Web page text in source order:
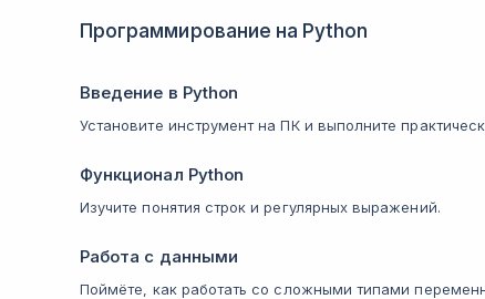
Программирование на Python
Введение в Python
Установите инструмент на ПК и выполните
Функционал Python
Изучите понятия строк и регулярных выражений.
Работа с данными
Поймёте, как работать со сложными типами